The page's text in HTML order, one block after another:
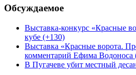
Обсуждаемое
Выставка-конкурс «Красные
кубе (+130)
Выставка «Красные ворота.
комментарий Ефима Водоноса
В Пугачеве убит местный